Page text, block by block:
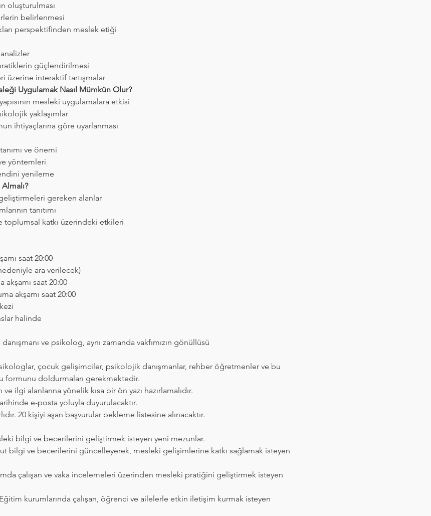
oluşturulması
belirlenmesi
perspektifinden meslek etiği
güçlendirilmesi
üzerine interaktif tartışmalar
Uygulamak Nasıl Mümkün Olur?
mesleki uygulamalara etkisi
yaklaşımlar
ihtiyaçlarına göre uyarlanması
ve önemi
yöntemleri
yenileme
gereken alanlar
tanıtımı
toplumsal katkı üzerindeki etkileri
saat 20:00
ara verilecek)
akşamı saat 20:00
akşamı saat 20:00
halinde
ve psikolog, aynı zamanda vakfımızın gönüllüsü
çocuk gelişimciler, psikolojik danışmanlar, rehber öğretmenler ve bu
formunu doldurmaları gerekmektedir.
ilgi alanlarına yönelik kısa bir ön yazı hazırlamalıdır.
e-posta yoluyla duyurulacaktır.
20 kişiyi aşan başvurular bekleme listesine alınacaktır.
bilgi ve becerilerini geliştirmek isteyen yeni mezunlar.
bilgi ve becerilerini güncelleyerek, mesleki gelişimlerine katkı sağlamak isteyen
çalışan ve vaka incelemeleri üzerinden mesleki pratiğini geliştirmek isteyen
kurumlarında çalışan, öğrenci ve ailelerle etkin iletişim kurmak isteyen